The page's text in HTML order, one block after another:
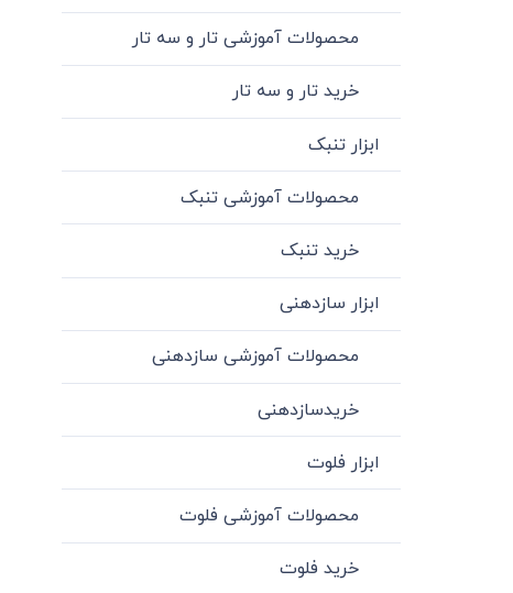
محصولات آموزشی تار و سه تار
خرید تار و سه تار
ابزار تنبک
محصولات آموزشی تنبک
خرید تنبک
ابزار سازدهنی
محصولات آموزشی سازدهنی
خریدسازدهنی
ابزار فلوت
محصولات آموزشی فلوت
خرید فلوت